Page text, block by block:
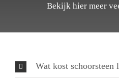
Bekijk hier meer
Wat kost schoorsteen